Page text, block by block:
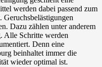
werden dabei passend zum
Dazu zählen unter anderem
Alle Schritte werden
Denn eine
beinhaltet immer die
wieder optimal ist.